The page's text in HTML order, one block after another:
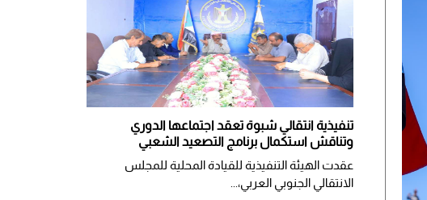
تنفيذية انتقالي شبوة تعقد اجتماعها الدوري
وتناقش استكمال برنامج التصعيد الشعبي
عقدت الهيئة التنفيذية للقيادة المحلية للمجلس
الانتقالي الجنوبي العربي،...